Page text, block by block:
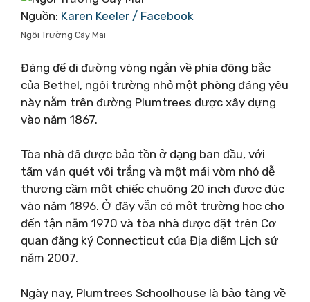
Nguồn: Karen Keeler / Facebook
Ngôi Trường Cây Mai
Đáng để đi đường vòng ngắn về phía đông bắc
của Bethel, ngôi trường nhỏ một phòng đáng yêu
này nằm trên đường Plumtrees được xây dựng
vào năm 1867.
Tòa nhà đã được bảo tồn ở dạng ban đầu, với
tấm ván quét vôi trắng và một mái vòm nhỏ dễ
thương cầm một chiếc chuông 20 inch được đúc
vào năm 1896. Ở đây vẫn có một trường học cho
đến tận năm 1970 và tòa nhà được đặt trên Cơ
quan đăng ký Connecticut của Địa điểm Lịch sử
năm 2007.
Ngày nay, Plumtrees Schoolhouse là bảo tàng về